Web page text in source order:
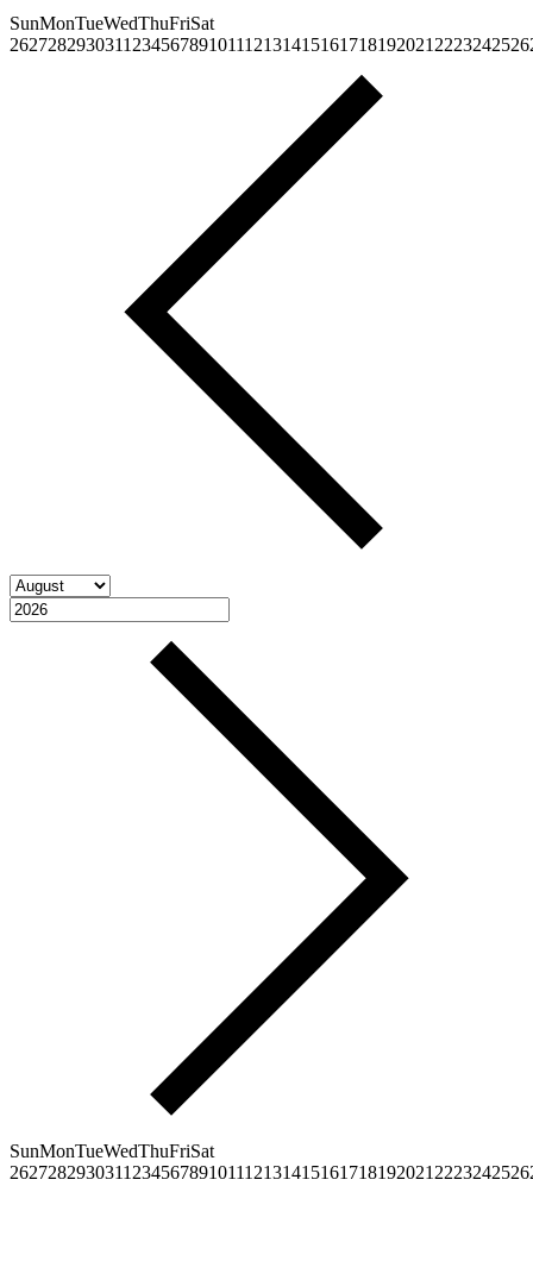
SunMonTueWedThuFriSat
2627282930311 23456789101112131415161718192021 2223242526
SunMonTueWedThuFriSat
2627282930311 23456789101112131415161718192021 2223242526